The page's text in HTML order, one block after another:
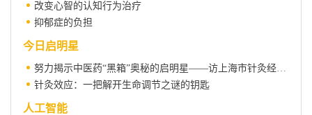
改变心智的认知行为治疗
抑郁症的负担
今日启明星
努力揭示中医药“黑箱”奥秘的启明星——访上海市针灸经络研究所尹磊淼副研究员
针灸效应：一把解开生命调节之谜的钥匙
人工智能